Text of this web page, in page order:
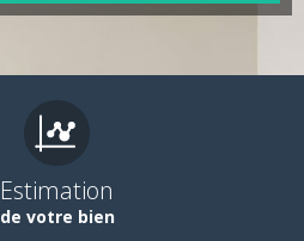
Estimation
de votre bien